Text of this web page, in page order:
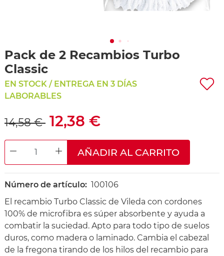
Pack de 2 Recambios Turbo
Classic
EN STOCK / ENTREGA EN 3 DÍAS
LABORABLES
14,58 € 12,38 €
DECREASE QUANTITYINCREASE QUANTITY
AÑADIR AL CARRITO
Número de artículo: 100106
El recambio Turbo Classic de Vileda con cordones
100% de microfibra es súper absorbente y ayuda a
combatir la suciedad. Apto para todo tipo de suelos
duros, como madera o laminado. Cambia el cabezal
de la fregona tirando de los hilos del recambio para